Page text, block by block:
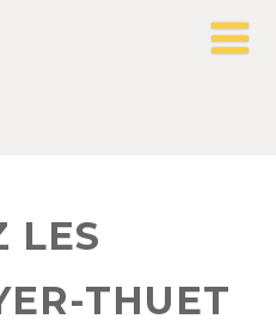
LES
THUET